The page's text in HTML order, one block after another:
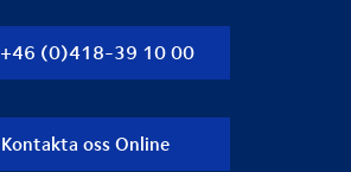
+46 (0)418-39 10 00
Kontakta oss Online